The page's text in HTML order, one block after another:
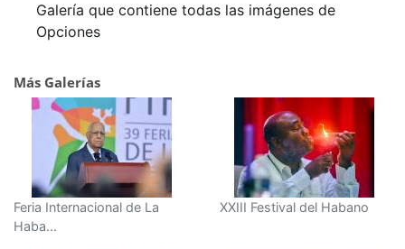
Galería que contiene todas las imágenes de
Opciones
Más Galerías
Feria Internacional de La
Haba...
XXIII Festival del Habano